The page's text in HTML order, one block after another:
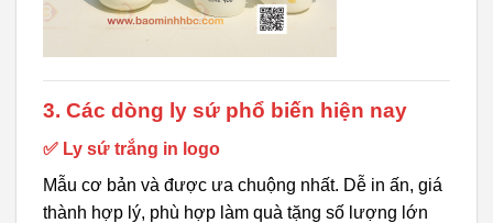
3. Các dòng ly sứ phổ biến hiện nay
✅ Ly sứ trắng in logo
Mẫu cơ bản và được ưa chuộng nhất. Dễ in ấn, giá
thành hợp lý, phù hợp làm quà tặng số lượng lớn